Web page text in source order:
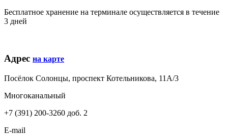
Бесплатное хранение на терминале осуществляется в течение
3 дней
Адрес на карте
Посёлок Солонцы, проспект Котельникова, 11А/3
Многоканальный
+7 (391) 200-3260 доб. 2
E-mail